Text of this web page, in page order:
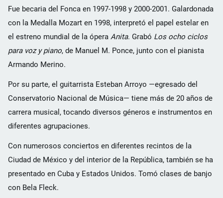
Fue becaria del Fonca en 1997-1998 y 2000-2001. Galardonada
con la Medalla Mozart en 1998, interpretó el papel estelar en
el estreno mundial de la ópera Anita. Grabó Los ocho ciclos
para voz y piano, de Manuel M. Ponce, junto con el pianista
Armando Merino.
Por su parte, el guitarrista Esteban Arroyo —egresado del
Conservatorio Nacional de Música— tiene más de 20 años de
carrera musical, tocando diversos géneros e instrumentos en
diferentes agrupaciones.
Con numerosos conciertos en diferentes recintos de la
Ciudad de México y del interior de la República, también se ha
presentado en Cuba y Estados Unidos. Tomó clases de banjo
con Bela Fleck.